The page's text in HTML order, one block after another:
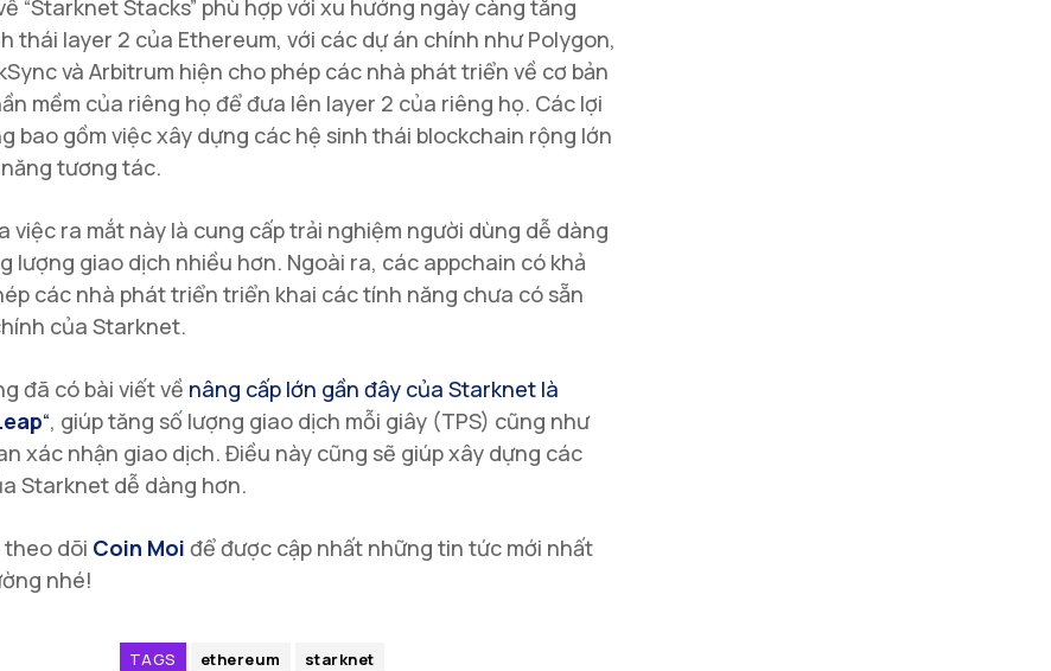
“Starknet Stacks” phù hợp với xu hướng ngày càng tăng
thái layer 2 của Ethereum, với các dự án chính như Polygon,
và Arbitrum hiện cho phép các nhà phát triển về cơ bản
mềm của riêng họ để đưa lên layer 2 của riêng họ. Các lợi
bao gồm việc xây dựng các hệ sinh thái blockchain rộng lớn
tương tác.
việc ra mắt này là cung cấp trải nghiệm người dùng dễ dàng
lượng giao dịch nhiều hơn. Ngoài ra, các appchain có khả
các nhà phát triển triển khai các tính năng chưa có sẵn
của Starknet.
đã có bài viết về nâng cấp lớn gần đây của Starknet là
“, giúp tăng số lượng giao dịch mỗi giây (TPS) cũng như
xác nhận giao dịch. Điều này cũng sẽ giúp xây dựng các
Starknet dễ dàng hơn.
theo dõi Coin Moi để được cập nhất những tin tức mới nhất
nhé!
TAGS ethereum starknet